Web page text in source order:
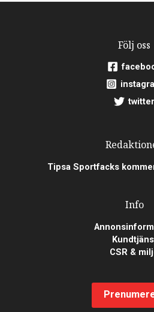
Följ oss
twitter
Tipsa Sportfacks
Info
CSR &